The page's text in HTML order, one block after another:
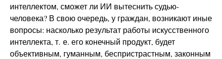
интеллектом, сможет ли ИИ вытеснить судью-
человека? В свою очередь, у граждан, возникают иные
вопросы: насколько результат работы искусственного
интеллекта, т. е. его конечный продукт, будет
объективным, гуманным, беспристрастным, законным